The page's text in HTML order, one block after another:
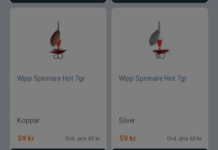
Wipp Spinnare Hot 7gr
Koppar
59 kr Ord. pris 65 kr
Wipp Spinnare Hot 7gr
Silver
59 kr Ord. pris 65 kr